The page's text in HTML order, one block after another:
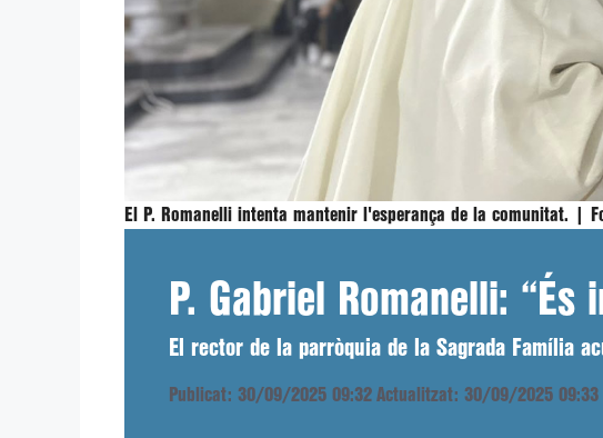
El P. Romanelli intenta mantenir l'esperança de la comunitat. |
P. Gabriel Romanelli:
El rector de la parròquia de la Sagrada Família
Publicat: 30/09/2025 09:32 Actualitzat: 30/09/2025 09:33